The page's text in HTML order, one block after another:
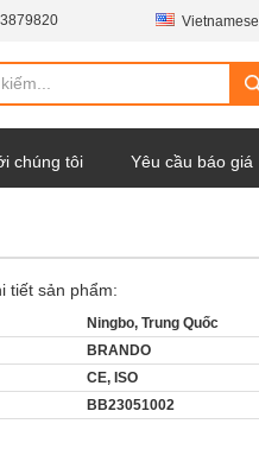
Vietnamese
chúng tôi Yêu cầu báo giá
tiết sản phẩm:
Ningbo, Trung Quốc
BRANDO
CE, ISO
BB23051002